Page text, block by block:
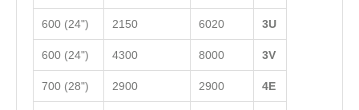
600 (24") 2150 6020 3U
600 (24") 4300 8000 3V
700 (28") 2900 2900 4E